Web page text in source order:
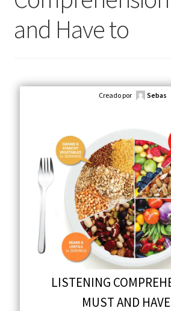
and Have to
Creado por Sebas
LISTENING
MUST AND